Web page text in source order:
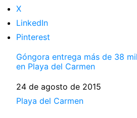
X
LinkedIn
Pinterest
Góngora entrega más de 38
en Playa del Carmen
Fecha
24 de agosto de 2015
Respecto a
Playa del Carmen